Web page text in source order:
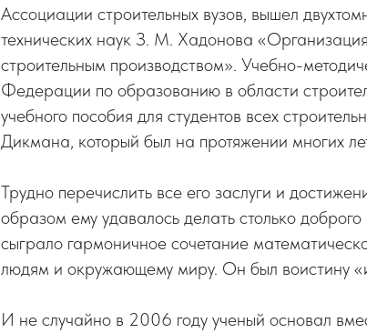
Ассоциации строительных вузов, вышел
технических наук З. М. Хадонова
строительным производством». Учебно-
Федерации по образованию в области
учебного пособия для студентов всех
Дикмана, который был на протяжении многих
Трудно перечислить все его заслуги и
образом ему удавалось делать столько
сыграло гармоничное сочетание
людям и окружающему миру. Он был воистину
И не случайно в 2006 году ученый основал